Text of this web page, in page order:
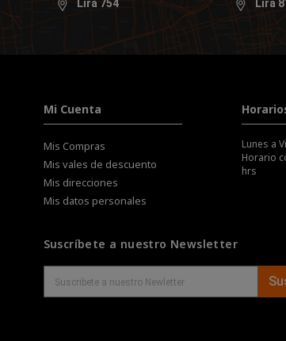
Lira 754 Lira
Mi Cuenta
Mis Compras
Mis vales de descuento
Mis direcciones
Mis datos personales
Lunes a
Horario
hrs
Suscríbete a nuestro Newsletter